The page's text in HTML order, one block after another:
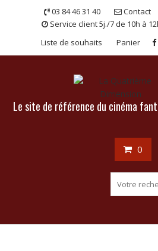
03 84 46 31 40 Contact
Service client 5j./7 de 10h à
Liste de souhaits
Panier
Le site de référence du cinéma
0